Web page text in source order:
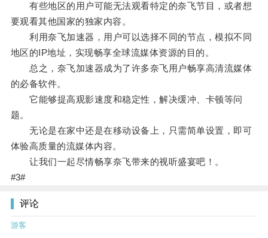
有些地区的用户可能无法观看特定的奈飞节目，或者想
要观看其他国家的独家内容。
利用奈飞加速器，用户可以选择不同的节点，模拟不同
地区的IP地址，实现畅享全球流媒体资源的目的。
总之，奈飞加速器成为了许多奈飞用户畅享高清流媒体
的必备软件。
它能够提高观影速度和稳定性，解决缓冲、卡顿等问
题。
无论是在家中还是在移动设备上，只需简单设置，即可
体验高质量的流媒体内容。
让我们一起尽情畅享奈飞带来的视听盛宴吧！。
#3#
评论
游客